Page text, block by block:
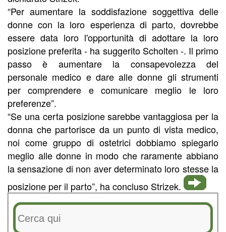
“Per aumentare la soddisfazione soggettiva delle
donne con la loro esperienza di parto, dovrebbe
essere data loro l'opportunità di adottare la loro
posizione preferita - ha suggerito Scholten -. Il primo
passo è aumentare la consapevolezza del
personale medico e dare alle donne gli strumenti
per comprendere e comunicare meglio le loro
preferenze”.
“Se una certa posizione sarebbe vantaggiosa per la
donna che partorisce da un punto di vista medico,
noi come gruppo di ostetrici dobbiamo spiegarlo
meglio alle donne in modo che raramente abbiano
la sensazione di non aver determinato loro stesse la
posizione per il parto”, ha concluso Strizek.